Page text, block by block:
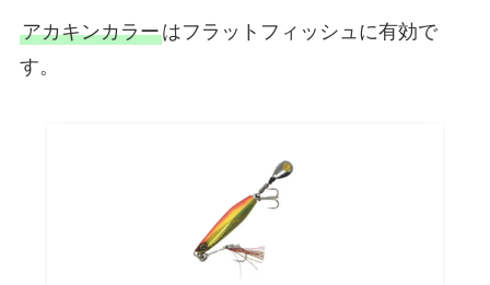
アカキンカラーはフラットフィッシュに有効で
す。